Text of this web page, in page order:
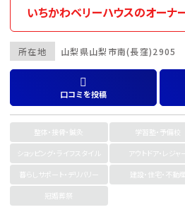
いちかわベリーハウスのオーナ
所在地 山梨県山梨市南(長窪)2905
口コミを投稿
整体・接骨・鍼灸 学習塾・予備校
ショッピング・ライフスタイル
アウトドア・レジャ
暮らしサポート・デリバリー
建設・住宅・不動産
冠婚葬祭